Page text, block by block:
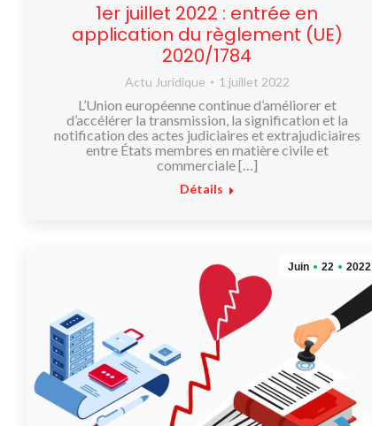
1er juillet 2022 : entrée en
application du règlement (UE)
2020/1784
Actu Juridique 1 juillet 2022
L’Union européenne continue d’améliorer et
d’accélérer la transmission, la signification et la
notification des actes judiciaires et extrajudiciaires
entre États membres en matière civile et
commerciale […]
Détails
Juin 22 2022